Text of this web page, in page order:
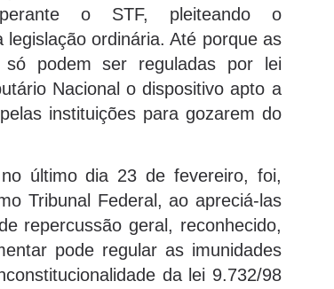
o STF, pleiteando o
ordinária. Até porque as
podem ser reguladas por lei
Nacional o dispositivo apto a
instituições para gozarem do
último dia 23 de fevereiro, foi,
Tribunal Federal, ao apreciá-las
repercussão geral, reconhecido,
pode regular as imunidades
da lei 9.732/98